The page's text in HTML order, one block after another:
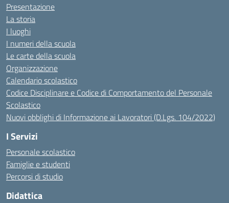
Presentazione
La storia
I luoghi
I numeri della scuola
Le carte della scuola
Organizzazione
Calendario scolastico
Codice Disciplinare e Codice di Comportamento del Personale
Scolastico
Nuovi obblighi di Informazione ai Lavoratori (D.Lgs. 104/2022)
I Servizi
Personale scolastico
Famiglie e studenti
Percorsi di studio
Didattica